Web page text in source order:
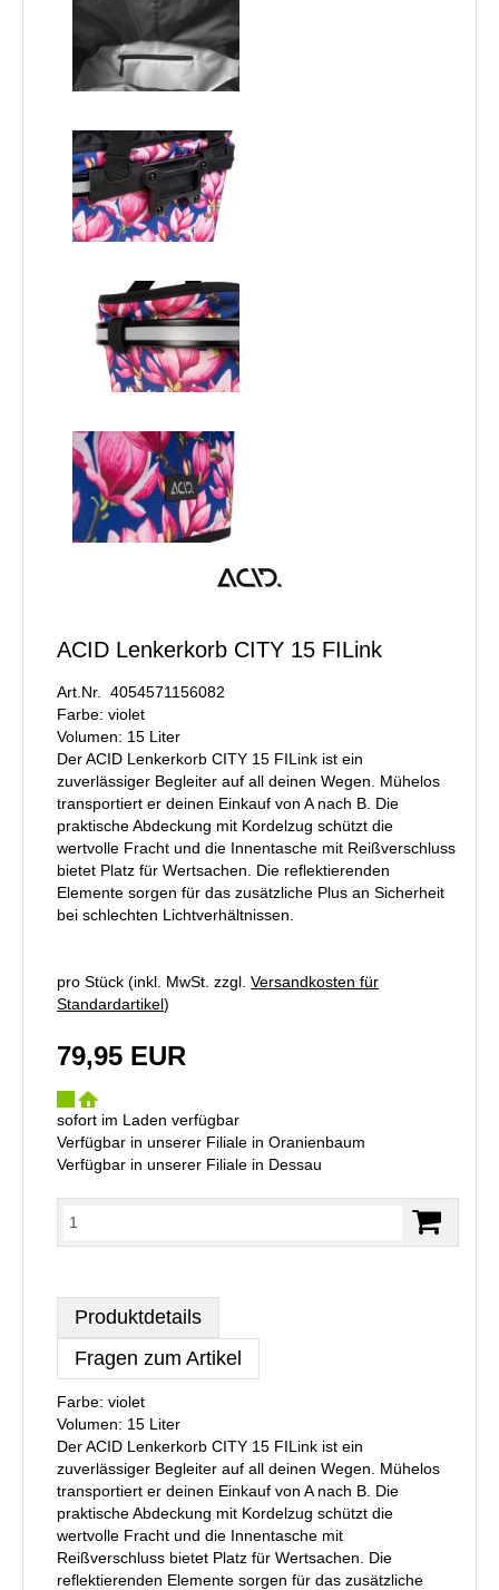
ACID Lenkerkorb CITY 15 FILink
Art.Nr. 4054571156082
Farbe: violet
Volumen: 15 Liter
Der ACID Lenkerkorb CITY 15 FILink ist ein
zuverlässiger Begleiter auf all deinen Wegen. Mühelos
transportiert er deinen Einkauf von A nach B. Die
praktische Abdeckung mit Kordelzug schützt die
wertvolle Fracht und die Innentasche mit Reißverschluss
bietet Platz für Wertsachen. Die reflektierenden
Elemente sorgen für das zusätzliche Plus an Sicherheit
bei schlechten Lichtverhältnissen.
pro Stück (inkl. MwSt. zzgl. Versandkosten für
Standardartikel)
79,95 EUR
sofort im Laden verfügbar
Verfügbar in unserer Filiale in Oranienbaum
Verfügbar in unserer Filiale in Dessau
Produktdetails
Fragen zum Artikel
Farbe: violet
Volumen: 15 Liter
Der ACID Lenkerkorb CITY 15 FILink ist ein
zuverlässiger Begleiter auf all deinen Wegen. Mühelos
transportiert er deinen Einkauf von A nach B. Die
praktische Abdeckung mit Kordelzug schützt die
wertvolle Fracht und die Innentasche mit
Reißverschluss bietet Platz für Wertsachen. Die
reflektierenden Elemente sorgen für das zusätzliche